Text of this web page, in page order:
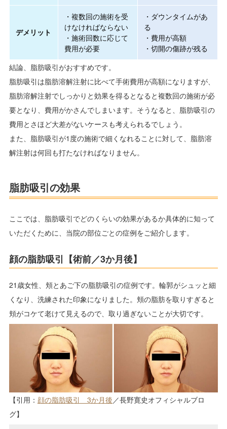
デメリット
・複数回の施術を受
けなければならない
・施術回数に応じて
費用が必要
・ダウンタイムがあ
る
・費用が高額
・切開の傷跡が残る
結論、脂肪吸引がおすすめです。
脂肪吸引は脂肪溶解注射に比べて手術費用が高額になりますが、
脂肪溶解注射でしっかりと効果を得るとなると複数回の施術が必
要となり、費用がかさんでしまいます。そうなると、脂肪吸引の
費用とさほど大差がないケースも考えられるでしょう。
また、脂肪吸引が1度の施術で細くなれることに対して、脂肪溶
解注射は何回も打たなければなりません。
脂肪吸引の効果
ここでは、脂肪吸引でどのくらいの効果があるか具体的に知って
いただくために、当院の部位ごとの症例をご紹介します。
顔の脂肪吸引【術前／3か月後】
21歳女性、頬とあご下の脂肪吸引の症例です。輪郭がシュッと細
くなり、洗練された印象になりました。頬の脂肪を取りすぎると
頬がコケて老けて見えるので、取り過ぎないことが大切です。
【引用： 顔の脂肪吸引 3か月後 ／長野寛史オフィシャルブロ
グ】